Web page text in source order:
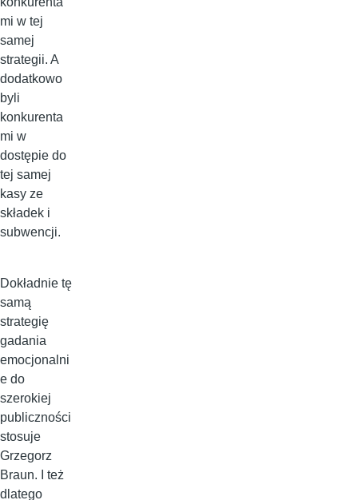
mi w tej
samej
strategii. A
dodatkowo
byli
konkurenta
mi w
dostępie do
tej samej
kasy ze
składek i
subwencji.
Dokładnie tę
samą
strategię
gadania
emocjonalni
e do
szerokiej
publiczności
stosuje
Grzegorz
Braun. I też
dlatego